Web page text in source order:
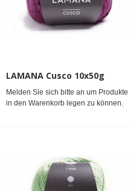
LAMANA Cusco 10x50g
Melden Sie sich bitte an um Produkte
in den Warenkorb legen zu können.